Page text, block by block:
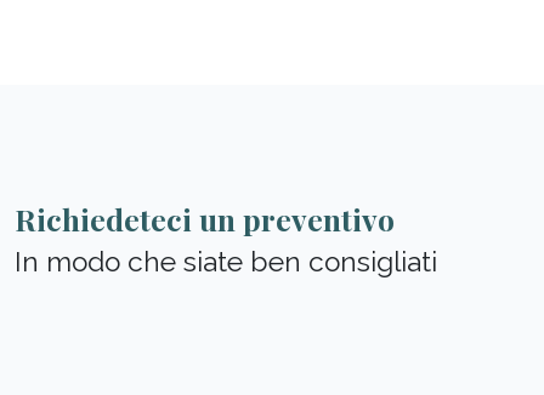
Richiedeteci un preventivo
In modo che siate ben consigliati